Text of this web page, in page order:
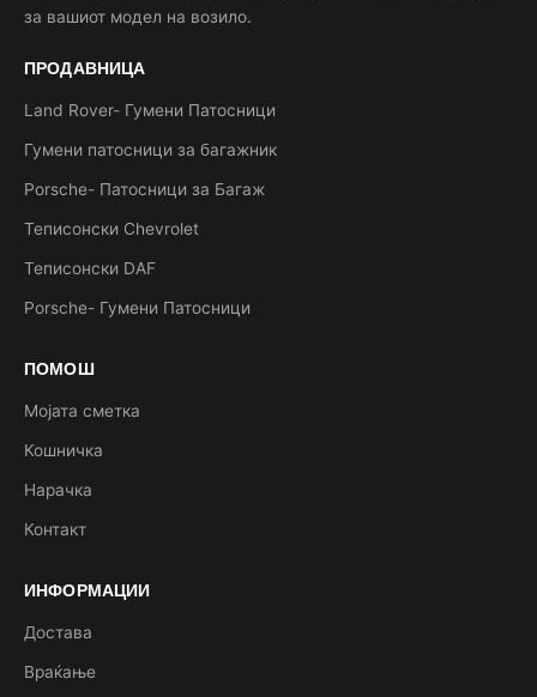
за вашиот модел на возило.
ПРОДАВНИЦА
Land Rover- Гумени Патосници
Гумени патосници за багажник
Porsche- Патосници за Багаж
Теписонски Chevrolet
Теписонски DAF
Porsche- Гумени Патосници
ПОМОШ
Мојата сметка
Кошничка
Нарачка
Контакт
ИНФОРМАЦИИ
Достава
Враќање